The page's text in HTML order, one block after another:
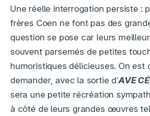
Une réelle interrogation persiste :
frères Coen ne font pas des
question se pose car leurs
souvent parsemés de petites
humoristiques délicieuses. On est
demander, avec la sortie d’AVE
sera une petite récréation
à côté de leurs grandes œuvres